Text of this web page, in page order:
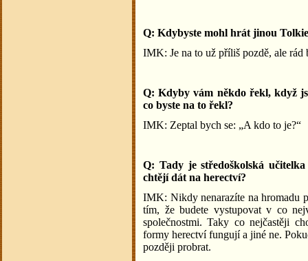
Q: Kdybyste mohl hrát jinou
IMK: Je na to už příliš pozdě, ale
Q: Kdyby vám někdo řekl, když
co byste na to řekl?
IMK: Zeptal bych se: „A kdo to je?“
Q: Tady je středoškolská
chtějí dát na herectví?
IMK: Nikdy nenarazíte na hromadu
tím, že budete vystupovat v co
společnostmi. Taky co nejčastěji
formy herectví fungují a jiné ne.
později probrat.